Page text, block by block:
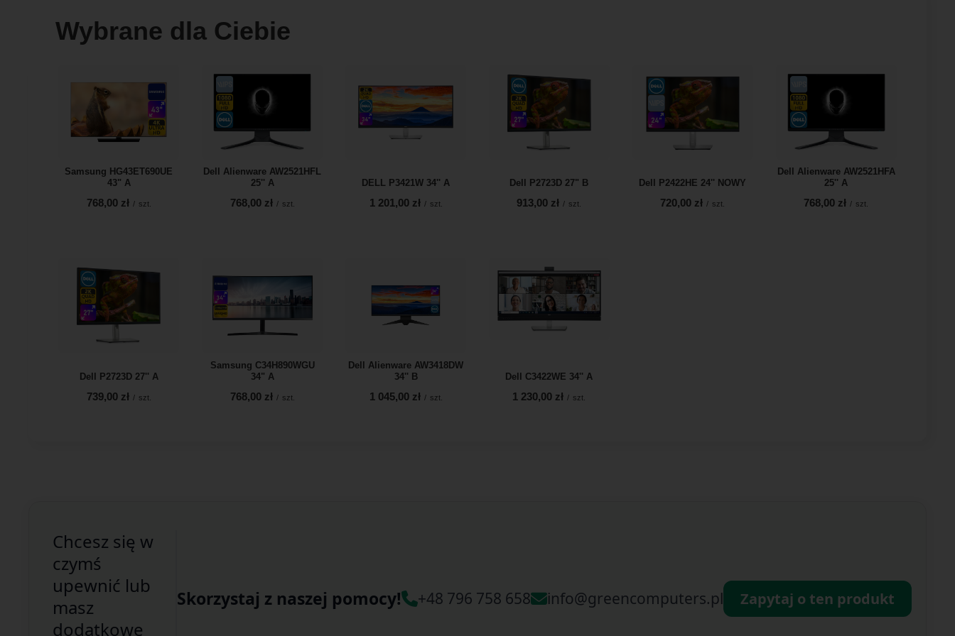
Wybrane dla Ciebie
Samsung HG43ET690UE
43" A
768,00 zł / szt.
Dell Alienware AW2521HFL
25'' A
768,00 zł / szt.
DELL P3421W 34'' A
1 201,00 zł / szt.
Dell P2723D 27" B
913,00 zł / szt.
Dell P2422HE 24'' NOWY
720,00 zł / szt.
Dell Alienware AW2521HFA
25'' A
768,00 zł / szt.
Dell P2723D 27'' A
739,00 zł / szt.
Samsung C34H890WGU
34" A
768,00 zł / szt.
Dell Alienware AW3418DW
34'' B
1 045,00 zł / szt.
Dell C3422WE 34'' A
1 230,00 zł / szt.
Chcesz się w
czymś
upewnić lub
masz
dodatkowe
Skorzystaj z naszej pomocy! +48 796 758 658 info@greencomputers.pl Zapytaj o ten produkt